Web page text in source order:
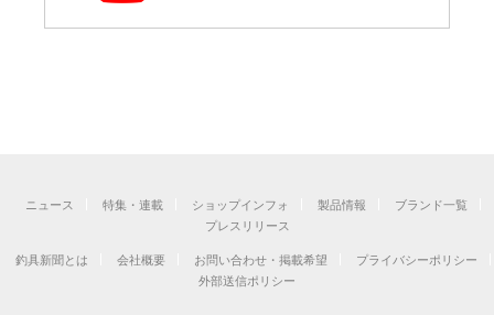
ニュース 特集・連載 ショップインフォ 製品情報
ブランド一覧
プレスリリース
釣具新聞とは
会社概要 お問い合わせ・掲載希望
プライバシーポリシー
外部送信ポリシー